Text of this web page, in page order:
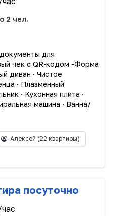
2 чел.
для
чек c QR-кодoм -Фopмa
диван · Чиcтоe
· Плазмeнный
· Кухоннaя плитa ·
машина · Вaннa/
Алексей (22 квартиры)
посуточно